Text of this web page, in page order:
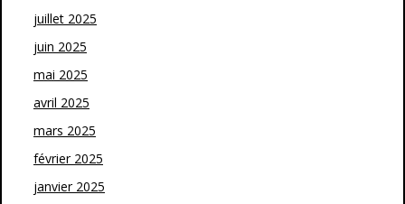
juillet 2025
juin 2025
mai 2025
avril 2025
mars 2025
février 2025
janvier 2025